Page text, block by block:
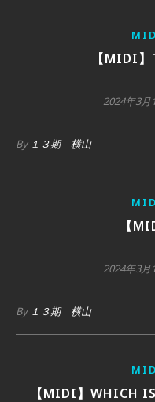
【MIDI
2024年3
By１３期 横山
【
2024年3
By１３期 横山